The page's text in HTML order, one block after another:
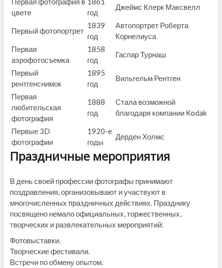
цвете
год
Джеймс Клерк Максвелл
Первый фотопортрет
1839
год
Автопортрет Роберта
Корнелиуса
Первая
аэрофотосъемка
1858
год
Гаспар Турнаш
Первый
рентгенснимок
1895
год
Вильгельм Рентген
Первая
любительская
фотография
1888
год
Стала возможной
благодаря компании Kodak
Первые 3D
фотографии
1920-е
годы
Дерден Холмс
Праздничные мероприятия
В день своей профессии фотографы принимают
поздравления, организовывают и участвуют в
многочисленных праздничных действиях. Празднику
посвящено немало официальных, торжественных,
творческих и развлекательных мероприятий:
Фотовыставки.
Творческие фестивали.
Встречи по обмену опытом.